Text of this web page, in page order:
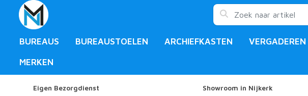
BUREAUS BUREAUSTOELEN ARCHIEFKASTEN VERGADEREN
MERKEN
Eigen Bezorgdienst Showroom in Nijkerk